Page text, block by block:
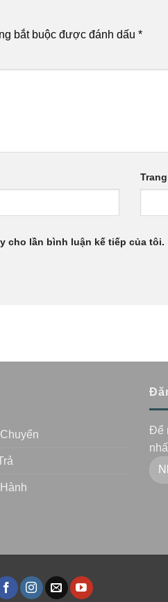
bắt buộc được đánh dấu *
cho lần bình luận kế tiếp của tôi.
Để